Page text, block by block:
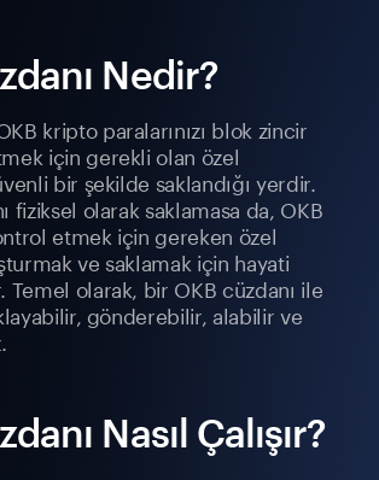
Nedir?
kripto paralarınızı blok zincir
için gerekli olan özel
bir şekilde saklandığı yerdir.
fiziksel olarak saklamasa da, OKB
etmek için gereken özel
ve saklamak için hayati
Temel olarak, bir OKB cüzdanı ile
gönderebilir, alabilir ve
Nasıl Çalışır?